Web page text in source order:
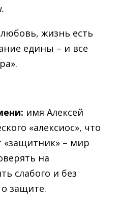
любовь, жизнь есть
едины – и все
имя Алексей
«алексиос», что
«защитник» – мир
на
слабого и без
защите.